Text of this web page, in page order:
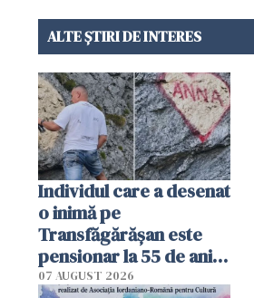
ALTE ȘTIRI DE INTERES
Individul care a desenat
o inimă pe
Transfăgărășan este
pensionar la 55 de ani.
Poliția l-a identificat
07 AUGUST 2026